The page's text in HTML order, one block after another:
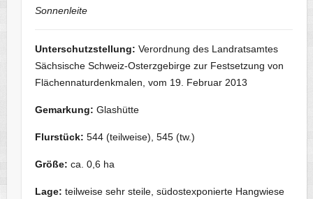
Sonnenleite
Unterschutzstellung: Verordnungdes Landratsamtes
Sächsische Schweiz-Osterzgebirge zur Festsetzung von
Flächennaturdenkmalen,vom 19. Februar 2013
Gemarkung:Glashütte
Flurstück: 544 (teilweise), 545 (tw.)
Größe: ca. 0,6 ha
Lage: teilweise sehr steile, südostexponierte Hangwiese